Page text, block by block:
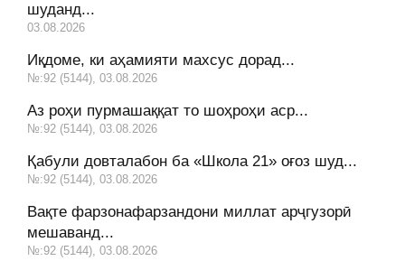
шуданд...
03.08.2026
Иқдоме, ки аҳамияти махсус дорад...
№:92 (5144), 03.08.2026
Аз роҳи пурмашаққат то шоҳроҳи аср...
№:92 (5144), 03.08.2026
Қабули довталабон ба «Школа 21» оғоз шуд...
№:92 (5144), 03.08.2026
Вақте фарзонафарзандони миллат арҷгузорӣ
мешаванд...
№:92 (5144), 03.08.2026